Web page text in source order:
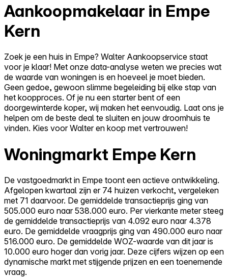
Aankoopmakelaar in Empe
Kern
Zoek je een huis in Empe? Walter Aankoopservice staat
voor je klaar! Met onze data-analyse weten we precies wat
de waarde van woningen is en hoeveel je moet bieden.
Geen gedoe, gewoon slimme begeleiding bij elke stap van
het koopproces. Of je nu een starter bent of een
doorgewinterde koper, wij maken het eenvoudig. Laat ons je
helpen om de beste deal te sluiten en jouw droomhuis te
vinden. Kies voor Walter en koop met vertrouwen!
Woningmarkt Empe Kern
De vastgoedmarkt in Empe toont een actieve ontwikkeling.
Afgelopen kwartaal zijn er 74 huizen verkocht, vergeleken
met 71 daarvoor. De gemiddelde transactieprijs ging van
505.000 euro naar 538.000 euro. Per vierkante meter steeg
de gemiddelde transactieprijs van 4.092 euro naar 4.378
euro. De gemiddelde vraagprijs ging van 490.000 euro naar
516.000 euro. De gemiddelde WOZ-waarde van dit jaar is
10.000 euro hoger dan vorig jaar. Deze cijfers wijzen op een
dynamische markt met stijgende prijzen en een toenemende
vraag.